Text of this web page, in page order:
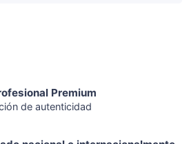
Premium
de autenticidad